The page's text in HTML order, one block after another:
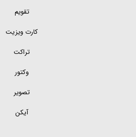
تقویم
کارت ویزیت
تراکت
وکتور
تصویر
آیکن